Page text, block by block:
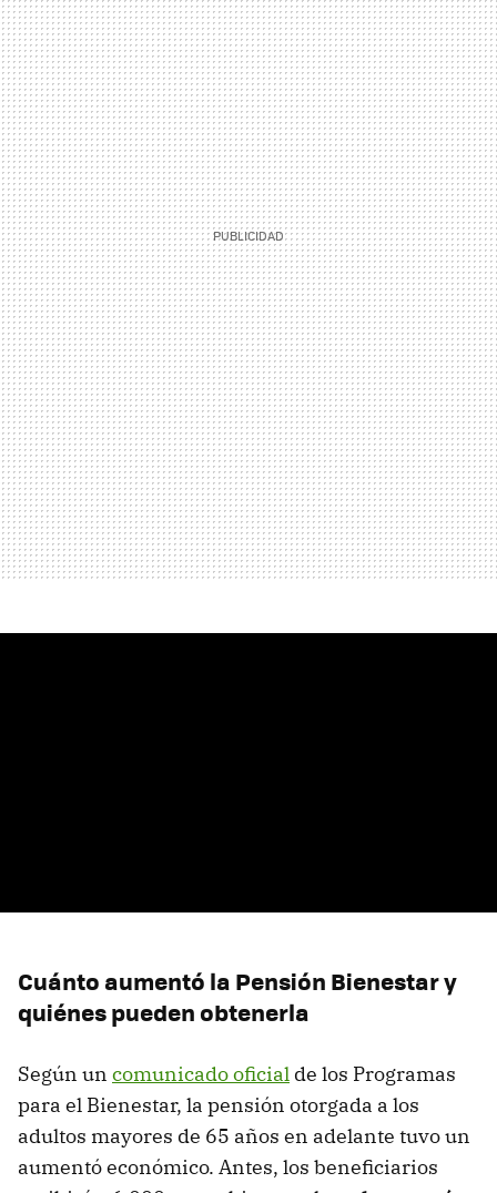
Cuánto aumentó la Pensión Bienestar y
quiénes pueden obtenerla
Según un comunicado oficial de los Programas
para el Bienestar, la pensión otorgada a los
adultos mayores de 65 años en adelante tuvo un
aumentó económico. Antes, los beneficiarios